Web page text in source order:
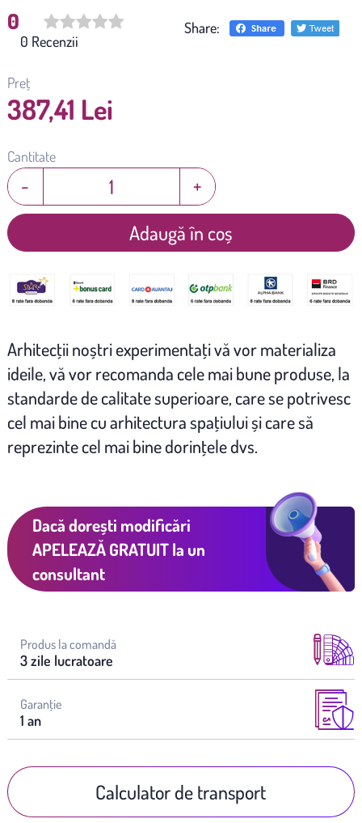
0
0
Share:
Preț
387,41 Lei
Cantitate
+
-
Adaugă în coș
Arhitecţii noștri experimentaţi vă vor materializa
ideile, vă vor recomanda cele mai bune produse, la
standarde de calitate superioare, care se potrivesc
cel mai bine cu arhitectura spaţiului și care să
reprezinte cel mai bine dorinţele dvs.
Dacă dorești modificări
APELEAZĂ GRATUITla un
consultant
Produs la comandă
3 zile lucratoare
Garanţie
1 an
Calculator de transport